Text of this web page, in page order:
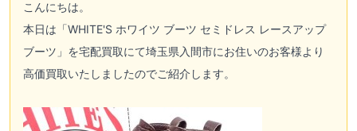
こんにちは。
本日は「WHITE'S ホワイツ ブーツ セミドレス レースアップ
ブーツ」を宅配買取にて埼玉県入間市にお住いのお客様より
高価買取いたしましたのでご紹介します。